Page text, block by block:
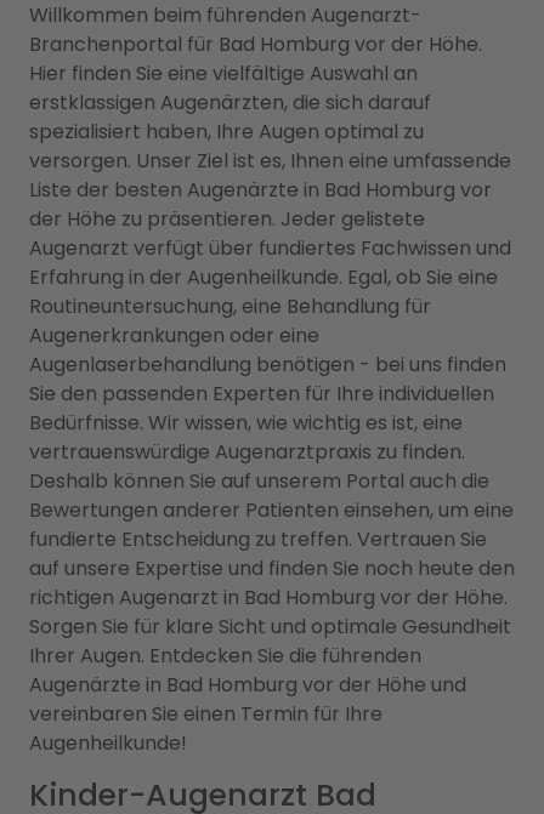
Willkommen beim führenden Augenarzt-
Branchenportal für Bad Homburg vor der Höhe.
Hier finden Sie eine vielfältige Auswahl an
erstklassigen Augenärzten, die sich darauf
spezialisiert haben, Ihre Augen optimal zu
versorgen. Unser Ziel ist es, Ihnen eine umfassende
Liste der besten Augenärzte in Bad Homburg vor
der Höhe zu präsentieren. Jeder gelistete
Augenarzt verfügt über fundiertes Fachwissen und
Erfahrung in der Augenheilkunde. Egal, ob Sie eine
Routineuntersuchung, eine Behandlung für
Augenerkrankungen oder eine
Augenlaserbehandlung benötigen - bei uns finden
Sie den passenden Experten für Ihre individuellen
Bedürfnisse. Wir wissen, wie wichtig es ist, eine
vertrauenswürdige Augenarztpraxis zu finden.
Deshalb können Sie auf unserem Portal auch die
Bewertungen anderer Patienten einsehen, um eine
fundierte Entscheidung zu treffen. Vertrauen Sie
auf unsere Expertise und finden Sie noch heute den
richtigen Augenarzt in Bad Homburg vor der Höhe.
Sorgen Sie für klare Sicht und optimale Gesundheit
Ihrer Augen. Entdecken Sie die führenden
Augenärzte in Bad Homburg vor der Höhe und
vereinbaren Sie einen Termin für Ihre
Augenheilkunde!
Kinder-Augenarzt Bad